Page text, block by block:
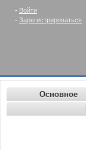
- Войти
- Зарегистрироваться
Основное